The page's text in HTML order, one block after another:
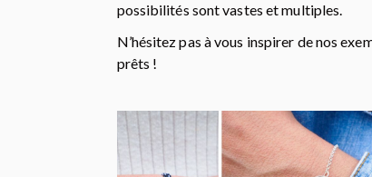
possibilités sont vastes et multiples.
N’hésitez pas à vous inspirer de nos
prêts !